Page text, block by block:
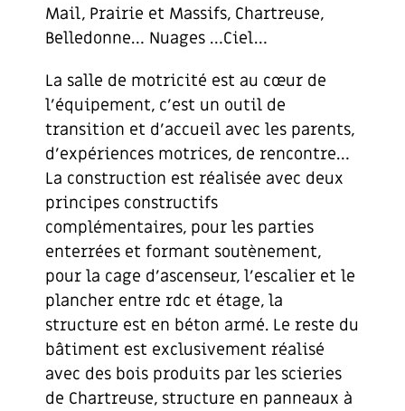
Mail, Prairie et Massifs, Chartreuse,
Belledonne… Nuages …Ciel…
La salle de motricité est au cœur de
l’équipement, c’est un outil de
transition et d’accueil avec les parents,
d’expériences motrices, de rencontre…
La construction est réalisée avec deux
principes constructifs
complémentaires, pour les parties
enterrées et formant soutènement,
pour la cage d’ascenseur, l’escalier et le
plancher entre rdc et étage, la
structure est en béton armé. Le reste du
bâtiment est exclusivement réalisé
avec des bois produits par les scieries
de Chartreuse, structure en panneaux à